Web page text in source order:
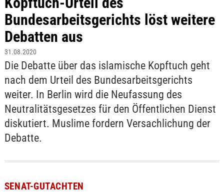
Bundesarbeitsgerichts löst weitere
Debatten aus
31.08.2020
Die Debatte über das islamische Kopftuch geht
nach dem Urteil des Bundesarbeitsgerichts
weiter. In Berlin wird die Neufassung des
Neutralitätsgesetzes für den Öffentlichen Dienst
diskutiert. Muslime fordern Versachlichung der
Debatte.
SENAT-GUTACHTEN